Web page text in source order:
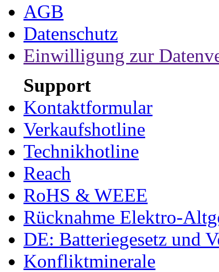
AGB
Datenschutz
Einwilligung zur
Support
Kontaktformular
Verkaufshotline
Technikhotline
Reach
RoHS & WEEE
Rücknahme Elektro-
DE: Batteriegesetz und
Konfliktminerale